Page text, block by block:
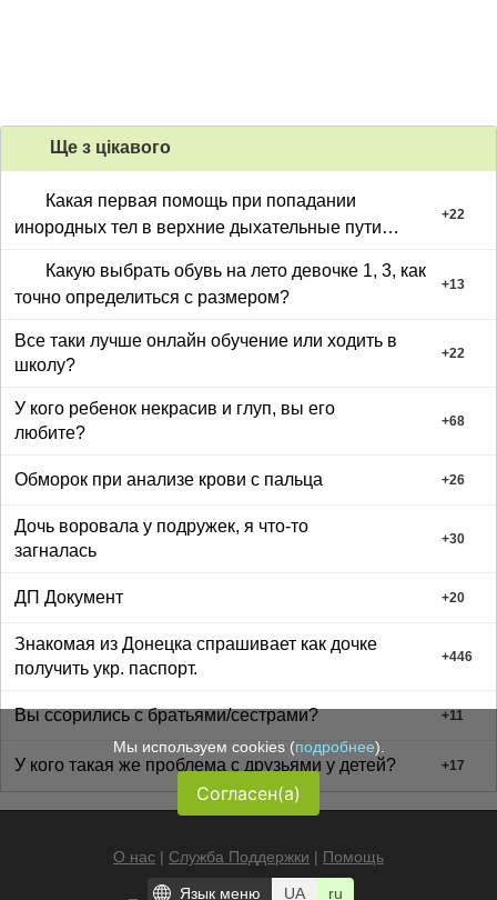
Ще з цiкавого
Какая первая помощь при попадании
инородных тел в верхние дыхательные пути
+22
Какую выбрать обувь на лето девочке 1, 3, как
точно определиться с размером?
+13
Все таки лучше онлайн обучение или ходить в
школу?
+22
У кого ребенок некрасив и глуп, вы его
любите?
+68
Обморок при анализе крови с пальца +26
Дочь воровала у подружек, я что-то
загналась
+30
ДП Документ +20
Знакомая из Донецка спрашивает как дочке
получить укр. паспорт.
+446
Вы ссорились с братьями/сестрами? +11
У кого такая же проблема с друзьями у детей? +17
О нас | Служба Поддержки | Помощь
Мы используем cookies (подробнее).
Согласен(а)
Язык меню UA ru